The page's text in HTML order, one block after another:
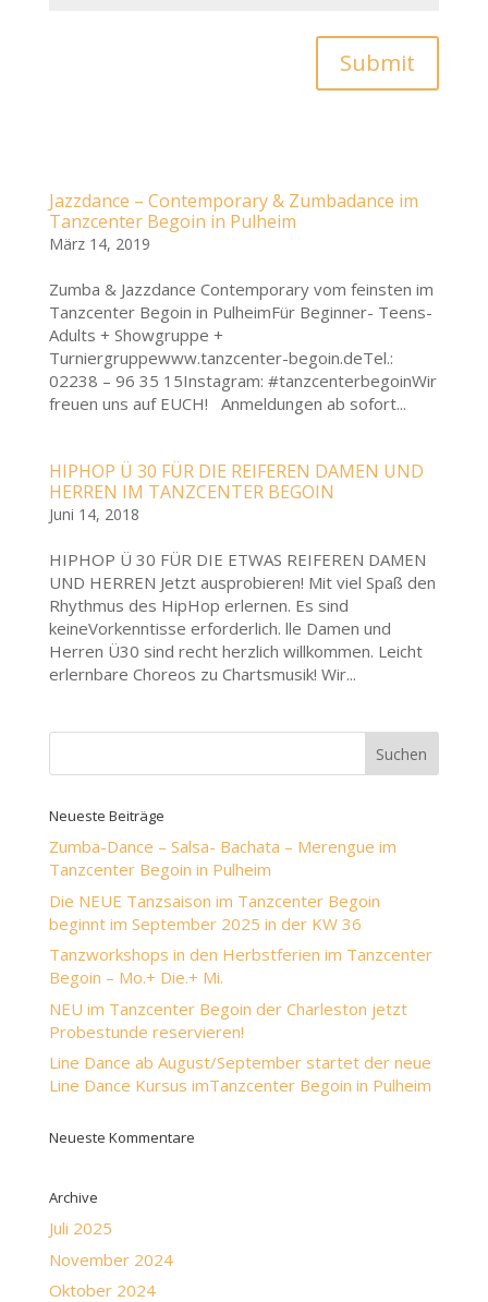
Submit
Jazzdance – Contemporary & Zumbadance im
Tanzcenter Begoin in Pulheim
März 14, 2019
Zumba & Jazzdance Contemporary vom feinsten im
Tanzcenter Begoin in PulheimFür Beginner- Teens-
Adults + Showgruppe +
Turniergruppewww.tanzcenter-begoin.deTel.:
02238 – 96 35 15Instagram: #tanzcenterbegoinWir
freuen uns auf EUCH! Anmeldungen ab sofort...
HIPHOP Ü 30 FÜR DIE REIFEREN DAMEN UND
HERREN IM TANZCENTER BEGOIN
Juni 14, 2018
HIPHOP Ü 30 FÜR DIE ETWAS REIFEREN DAMEN
UND HERREN Jetzt ausprobieren! Mit viel Spaß den
Rhythmus des HipHop erlernen. Es sind
keineVorkenntisse erforderlich. lle Damen und
Herren Ü30 sind recht herzlich willkommen. Leicht
erlernbare Choreos zu Chartsmusik! Wir...
Neueste Beiträge
Zumba-Dance – Salsa- Bachata – Merengue im
Tanzcenter Begoin in Pulheim
Die NEUE Tanzsaison im Tanzcenter Begoin
beginnt im September 2025 in der KW 36
Tanzworkshops in den Herbstferien im Tanzcenter
Begoin – Mo.+ Die.+ Mi.
NEU im Tanzcenter Begoin der Charleston jetzt
Probestunde reservieren!
Line Dance ab August/September startet der neue
Line Dance Kursus imTanzcenter Begoin in Pulheim
Neueste Kommentare
Archive
Juli 2025
November 2024
Oktober 2024